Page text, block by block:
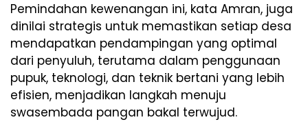
Pemindahan kewenangan ini, kata Amran, juga
dinilai strategis untuk memastikan setiap desa
mendapatkan pendampingan yang optimal
dari penyuluh, terutama dalam penggunaan
pupuk, teknologi, dan teknik bertani yang lebih
efisien, menjadikan langkah menuju
swasembada pangan bakal terwujud.